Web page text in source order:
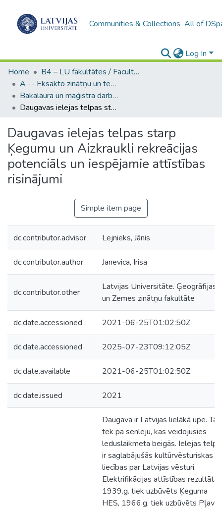
Communities & Collections All of
Log In
Home
B4 – LU fakultātes / Faculties of the UL
A -- Eksakto zinātņu un tehnoloģiju fakultāte / Faculty of Science and Technology
Bakalaura un maģistra darbi (EZTF) / Bachelor's and Master's theses
Daugavas ielejas telpas starp Ķegumu un Aizkraukli rekreācijas potenciāls un iespējamie attīstības risinājumi
Daugavas ielejas telpas starp
Ķegumu un Aizkraukli rekreācijas
potenciāls un iespējamie attīstības
risinājumi
Simple item page
dc.contributor.advisor Lejnieks, Jānis
dc.contributor.author Janevica, Irisa
dc.contributor.other
Latvijas Universitāte. Ģeogrāfijas
un Zemes zinātņu fakultāte
dc.date.accessioned 2021-06-25T01:02:50Z
dc.date.accessioned 2025-07-23T09:12:05Z
dc.date.available 2021-06-25T01:02:50Z
dc.date.issued 2021
Daugava ir Latvijas lielākā upe. Tā
tek pa senleju, kas veidojusies
leduslaikmeta beigās. Ielejas telpā
ir saglabājušās kultūrvēsturiskas
liecības par Latvijas vēsturi.
Elektrifikācijas attīstības rezultātā
1939.g. tiek uzbūvēts Ķeguma
HES, 1966.g. tiek uzbūvēts